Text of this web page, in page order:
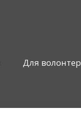
Для